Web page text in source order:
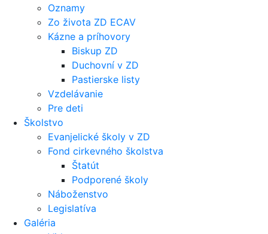
Oznamy
Zo života ZD ECAV
Kázne a príhovory
Biskup ZD
Duchovní v ZD
Pastierske listy
Vzdelávanie
Pre deti
Školstvo
Evanjelické školy v ZD
Fond cirkevného školstva
Štatút
Podporené školy
Náboženstvo
Legislatíva
Galéria